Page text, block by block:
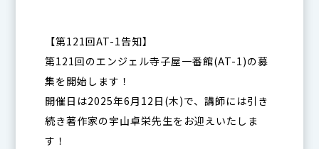
【第121回AT-1告知】
第121回のエンジェル寺子屋一番館(AT-1)の募
集を開始します！
開催日は2025年6月12日(木)で、講師には引き
続き著作家の宇山卓栄先生をお迎えいたしま
す！